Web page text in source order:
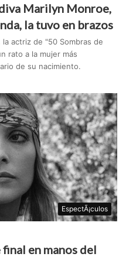
Marilyn Monroe,
la tuvo en brazos
actriz de "50 Sombras de
rato a la mujer más
de su nacimiento.
EspectÃ¡culos
en manos del